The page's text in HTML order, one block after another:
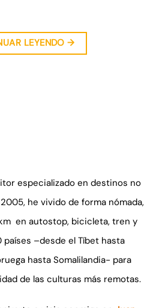
LEYENDO→
especializado en destinos no
he vivido de forma nómada,
en autostop, bicicleta, tren y
países –desde el Tíbet hasta
hasta Somalilandia- para
de las culturas más remotas.